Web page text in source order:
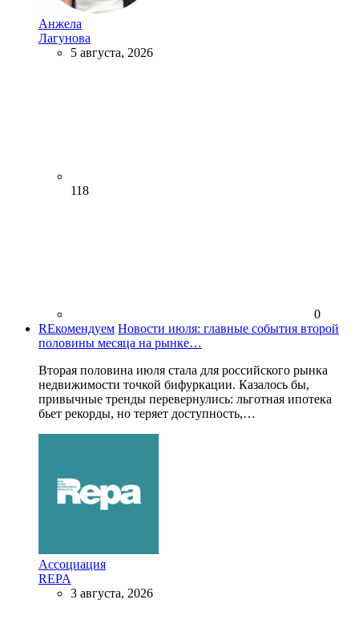
Анжела
Лагунова
5 августа, 2026
118
0
REкомендуем Новости июля: главные события второй
половины месяца на рынке…
Вторая половина июля стала для российского рынка
недвижимости точкой бифуркации. Казалось бы,
привычные тренды перевернулись: льготная ипотека
бьет рекорды, но теряет доступность,…
Ассоциация
REPA
3 августа, 2026